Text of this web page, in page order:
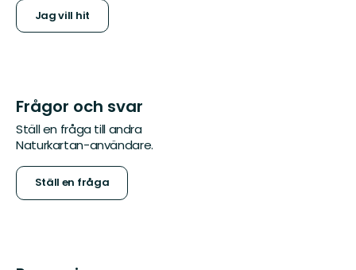
Jag vill hit
Frågor och svar
Ställ en fråga till andra
Naturkartan-användare.
Ställ en fråga